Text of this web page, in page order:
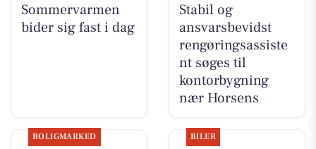
Sommervarmen
bider sig fast i dag
Stabil og
ansvarsbevidst
rengøringsassiste
nt søges til
kontorbygning
nær Horsens
BOLIGMARKED BILER